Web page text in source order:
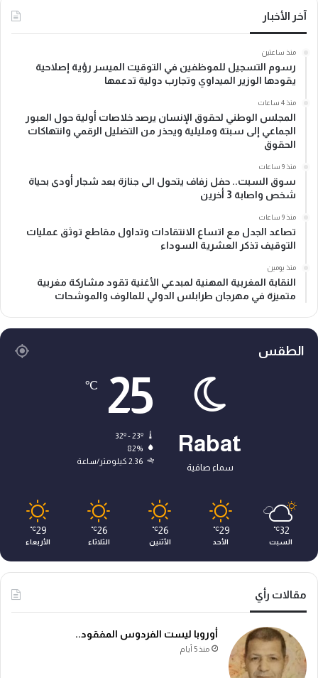
آخر الأخبار
منذ ساعتين
رسوم التسجيل للموظفين في التوقيت الميسر رؤية إصلاحية
يقودها الوزير الميداوي وتجارب دولية تدعمها
منذ 4 ساعات
المجلس الوطني لحقوق الإنسان يرصد خلاصات أولية حول العبور
الجماعي إلى سبتة ومليلية ويحذر من التضليل الرقمي وانتهاكات
الحقوق
منذ 9 ساعات
سوق السبت.. حفل زفاف يتحول الى جنازة بعد شجار أودى بحياة
شخص واصابة 3 أخرين
منذ 9 ساعات
تصاعد الجدل مع اتساع الانتقادات وتداول مقاطع توثق عمليات
التوقيف تذكر العشرية السوداء
منذ يومين
النقابة المغربية المهنية لمبدعي الأغنية تقود مشاركة مغربية
متميزة في مهرجان طرابلس الدولي للمالوف والموشحات
الطقس
Rabat
سماء صافية
25
℃
82%
2.36 كيلومتر/ساعة
32
℃
السبت
29
℃
الأحد
26
℃
الأثنين
26
℃
الثلاثاء
29
℃
الأربعاء
مقالات رأي
أوروبا ليست الفردوس المفقود..
منذ 5 أيام